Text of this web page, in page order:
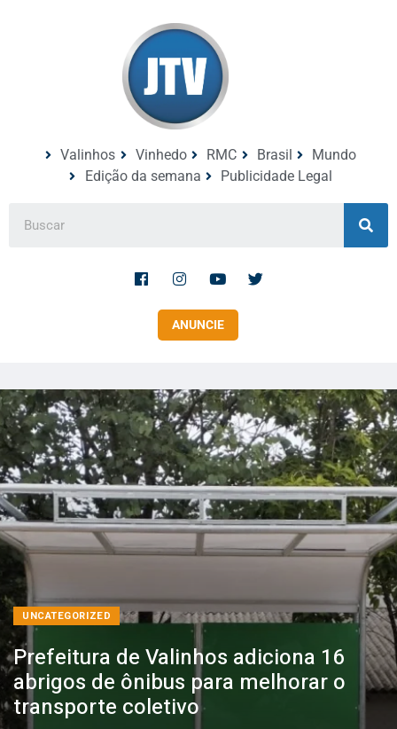
Valinhos Vinhedo RMC Brasil
Mundo
Edição da semana
Publicidade Legal
ANUNCIE
UNCATEGORIZED
Prefeitura de Valinhos adiciona 16
abrigos de ônibus para melhorar o
transporte coletivo